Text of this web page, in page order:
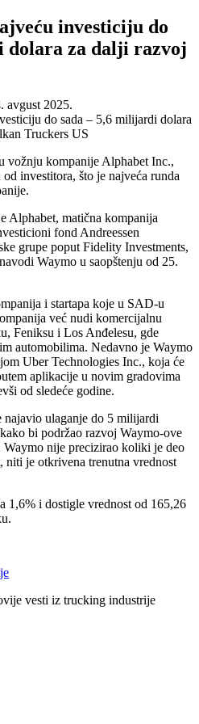
investiciju do
dolara za dalji razvoj
avgust 2025.
vožnju kompanije Alphabet Inc.,
investitora, što je najveća runda
Alphabet, matična kompanija
fond Andreessen
grupe poput Fidelity Investments,
Waymo u saopštenju od 25.
i startapa koje u SAD-u
već nudi komercijalnu
Feniksu i Los Anđelesu, gde
automobilima. Nedavno je Waymo
Uber Technologies Inc., koja će
aplikacije u novim gradovima
od sledeće godine.
ulaganje do 5 milijardi
bi podržao razvoj Waymo-ove
nije precizirao koliki je deo
niti je otkrivena trenutna vrednost
1,6% i dostigle vrednost od 165,26
vesti iz trucking industrije